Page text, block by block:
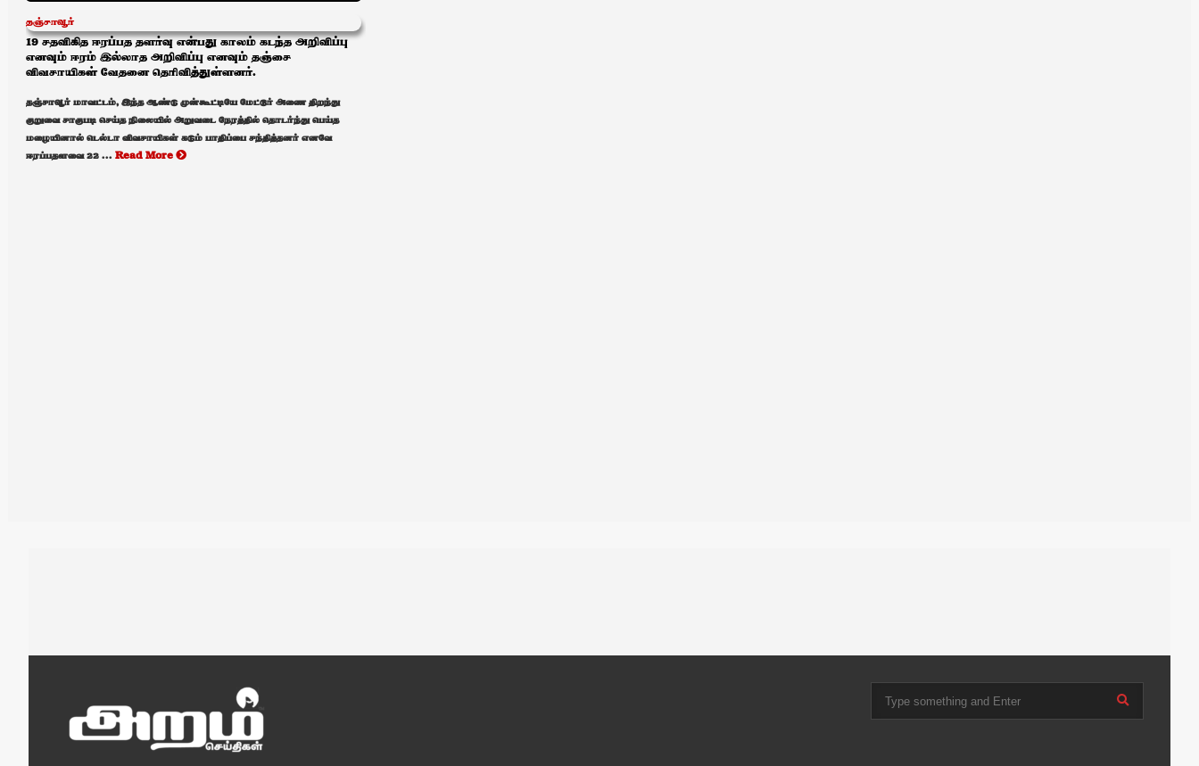
தஞ்சாவூர்
19 சதவிகித ஈரப்பத தளர்வு என்பது காலம் கடந்த அறிவிப்பு
எனவும் ஈரம் இல்லாத அறிவிப்பு எனவும் தஞ்சை
விவசாயிகள் வேதனை தெரிவித்துள்ளனர்.
தஞ்சாவூர் மாவட்டம், இந்த ஆண்டு முன்கூட்டியே மேட்டூர் அணை திறந்து
குறுவை சாகுபடி செய்த நிலையில் அறுவடை நேரத்தில் தொடர்ந்து பெய்த
மழையினால் டெல்டா விவசாயிகள் கடும் பாதிப்பை சந்தித்தனர் எனவே
ஈரப்பதளவை 22 ... Read More